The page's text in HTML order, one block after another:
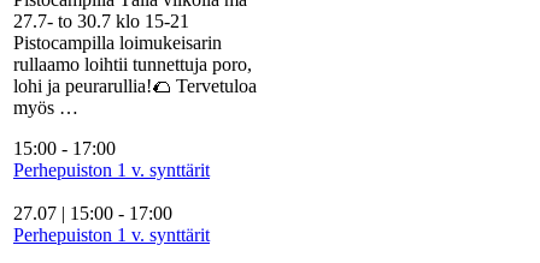
27.7- to 30.7 klo 15-21
Pistocampilla loimukeisarin
rullaamo loihtii tunnettuja poro,
lohi ja peurarullia!🌮 Tervetuloa
myös …
15:00 - 17:00
Perhepuiston 1 v. synttärit
27.07 | 15:00 - 17:00
Perhepuiston 1 v. synttärit